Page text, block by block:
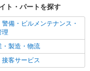
ト・パートを探す
警備・ビルメンテナンス・
理
・製造・物流
接客サービス